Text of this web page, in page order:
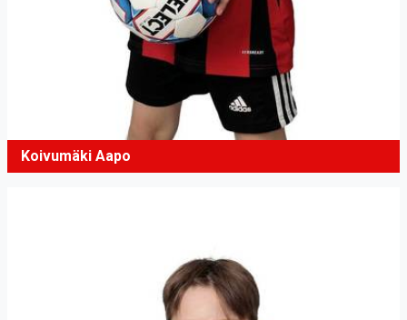
Koivumäki Aapo